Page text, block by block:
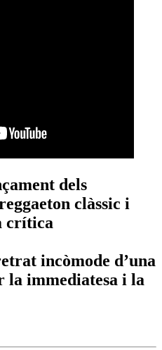
dels
clàssic i
crítica
incòmode d’una
la immediatesa i la